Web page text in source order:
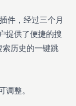
件，经过三个月
提供了便捷的搜
历史的一键跳
整。